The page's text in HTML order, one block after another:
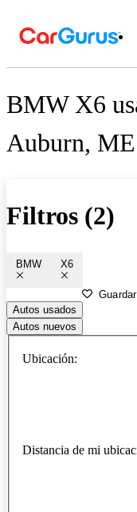
BMW X6
Auburn, ME
Filtros (2)
BMW X6
Autos usados
Autos nuevos
Ubicación:
Distancia de mi